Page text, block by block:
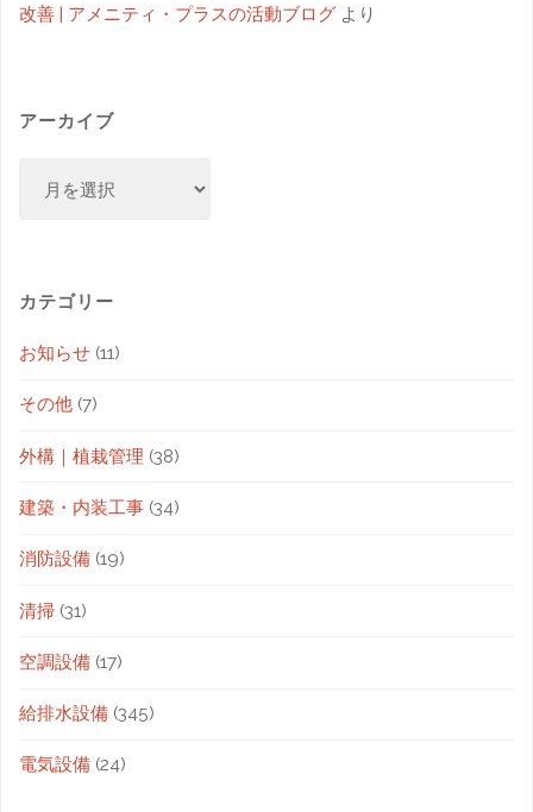
改善 | アメニティ・プラスの活動ブログ より
アーカイブ
カテゴリー
お知らせ (11)
その他 (7)
外構｜植栽管理 (38)
建築・内装工事 (34)
消防設備 (19)
清掃 (31)
空調設備 (17)
給排水設備 (345)
電気設備 (24)